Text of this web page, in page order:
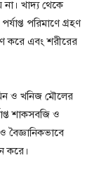
খাদ্য থেকে
পরিমাণে গ্রহণ
করে এবং শরীরের
ও খনিজ মৌলের
শাকসবজি ও
করে।